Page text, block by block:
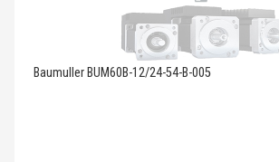
Baumuller BUM60B-12/24-54-B-005